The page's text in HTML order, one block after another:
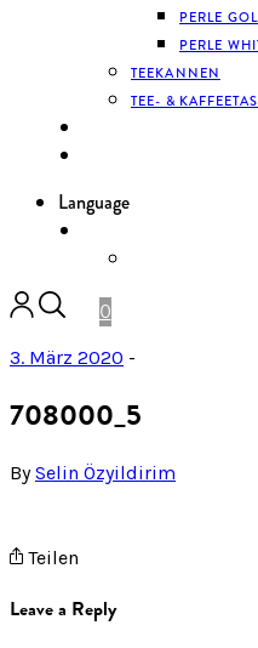
PERLE
PERLE
TEEKANNEN
TEE- &
Language
0
3. März 2020 -
708000_5
BySelin Özyildirim
Teilen
Leave a Reply